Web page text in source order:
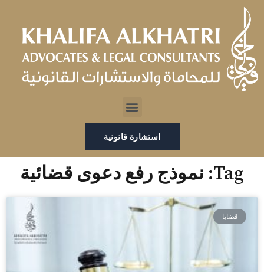
تخطي
المحتوى
Menu
استشارة قانونية
Tag: نموذج رفع دعوى قضائية
قضايا